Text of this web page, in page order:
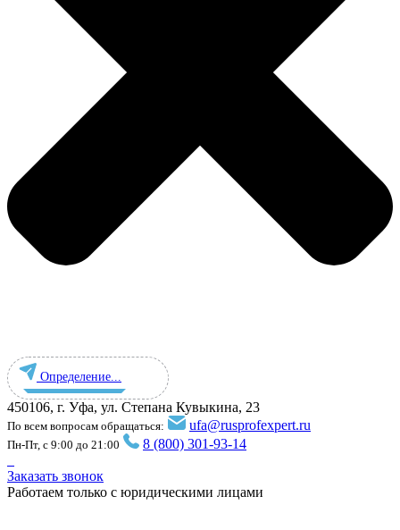
Определение...
450106, г. Уфа, ул. Степана Кувыкина, 23
По всем вопросам обращаться: ufa@rusprofexpert.ru
Пн-Пт, с 9:00 до 21:00 8 (800) 301-93-14
Заказать звонок
Работаем только с юридическими лицами